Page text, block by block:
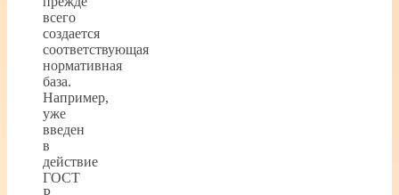
всего
создается
соответствующая
нормативная
база.
Например,
уже
введен
в
действие
ГОСТ